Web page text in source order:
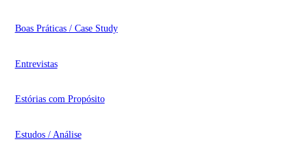
Boas Práticas / Case Study
Entrevistas
Estórias com Propósito
Estudos / Análise